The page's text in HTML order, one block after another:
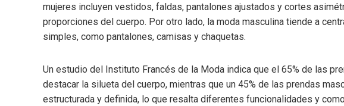
mujeres incluyen vestidos, faldas, pantalones ajustados y cortes
proporciones del cuerpo. Por otro lado, la moda masculina tiende a
simples, como pantalones, camisas y chaquetas.
Un estudio del Instituto Francés de la Moda indica que el 65% de las
destacar la silueta del cuerpo, mientras que un 45% de las prendas
estructurada y definida, lo que resalta diferentes funcionalidades y